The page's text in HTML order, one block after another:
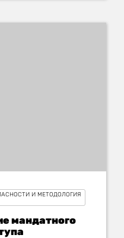
И МЕТОДОЛОГИЯ
мандатного